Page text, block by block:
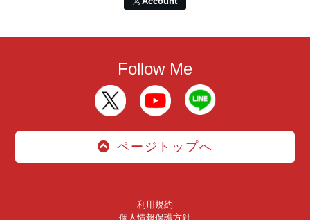
Follow Me
ページトップへ
利用規約
個人情報保護方針